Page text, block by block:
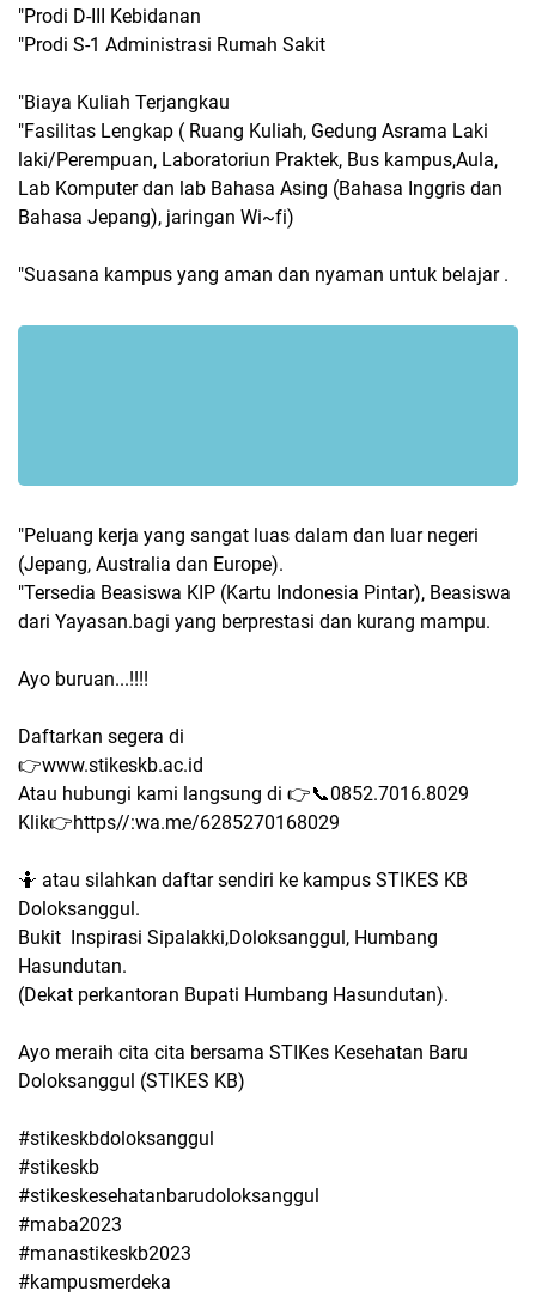
"Prodi D-III Kebidanan
"Prodi S-1 Administrasi Rumah Sakit
"Biaya Kuliah Terjangkau
"Fasilitas Lengkap ( Ruang Kuliah, Gedung Asrama Laki
laki/Perempuan, Laboratoriun Praktek, Bus kampus,Aula,
Lab Komputer dan lab Bahasa Asing (Bahasa Inggris dan
Bahasa Jepang), jaringan Wi~fi)
"Suasana kampus yang aman dan nyaman untuk belajar .
"Peluang kerja yang sangat luas dalam dan luar negeri
(Jepang, Australia dan Europe).
"Tersedia Beasiswa KIP (Kartu Indonesia Pintar), Beasiswa
dari Yayasan.bagi yang berprestasi dan kurang mampu.
Ayo buruan...!!!!
Daftarkan segera di
👉www.stikeskb.ac.id
Atau hubungi kami langsung di 👉📞0852.7016.8029
Klik👉https//:wa.me/6285270168029
🤷 atau silahkan daftar sendiri ke kampus STIKES KB
Doloksanggul.
Bukit Inspirasi Sipalakki,Doloksanggul, Humbang
Hasundutan.
(Dekat perkantoran Bupati Humbang Hasundutan).
Ayo meraih cita cita bersama STIKes Kesehatan Baru
Doloksanggul (STIKES KB)
#stikeskbdoloksanggul
#stikeskb
#stikeskesehatanbarudoloksanggul
#maba2023
#manastikeskb2023
#kampusmerdeka